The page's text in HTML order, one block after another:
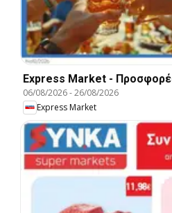
Express Market -
06/08/2026-26/08/2026
Express Market